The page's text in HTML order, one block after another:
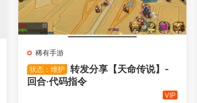
稀有手游
状态：维护 转发分享【天命传说】-
回合·代码指令
VIP